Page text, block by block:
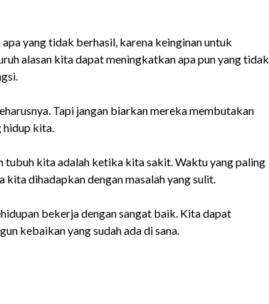
yang tidak berhasil, karena keinginan untuk
alasan kita dapat meningkatkan apa pun yang tidak
Tapi jangan biarkan mereka membutakan
hidup kita.
kita adalah ketika kita sakit. Waktu yang paling
dihadapkan dengan masalah yang sulit.
bekerja dengan sangat baik. Kita dapat
kebaikan yang sudah ada di sana.